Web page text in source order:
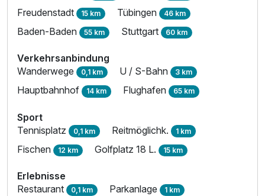
Freudenstadt 15 km Tübingen 46 km
Baden-Baden 55 km Stuttgart 60 km
Verkehrsanbindung
Wanderwege 0,1 km U / S-Bahn 3 km
Hauptbahnhof 14 km Flughafen 65 km
Sport
Tennisplatz 0,1 km Reitmöglichk. 1 km
Fischen 12 km Golfplatz 18 L. 15 km
Erlebnisse
Restaurant 0,1 km Parkanlage 1 km